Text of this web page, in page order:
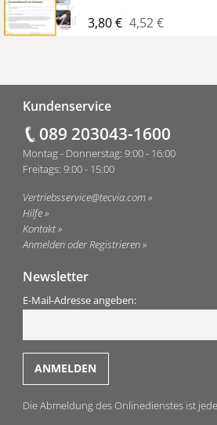
3,80 € 4,52 €
Kundenservice
089 203043-1600
Montag - Donnerstag: 9:00 - 16:00
Freitags: 9:00 - 15:00
Vertriebsservice@tecvia.com
Hilfe
Kontakt
Anmelden oder Registrieren
Newsletter
E-Mail-Adresse angeben:
Die Abmeldung des Onlinedienstes ist